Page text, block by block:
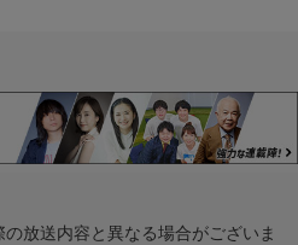
放送内容と異なる場合がございま